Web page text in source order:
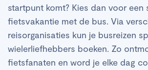
startpunt komt? Kies dan voor een
fietsvakantie met de bus. Via
reisorganisaties kun je busreizen
wielerliefhebbers boeken. Zo
fietsfanaten en word je elke dag